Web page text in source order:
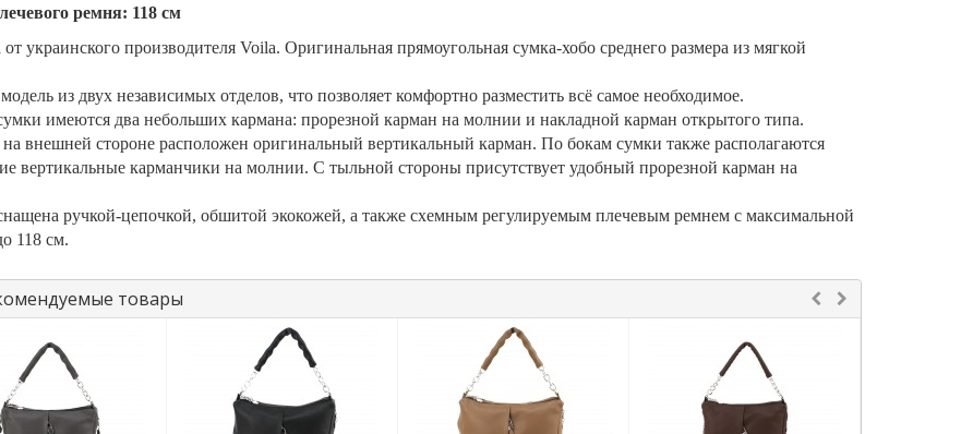
ремня: 118 см
украинского производителя Voila. Оригинальная прямоугольная сумка-хобо среднего размера из мягкой
из двух независимых отделов, что позволяет комфортно разместить всё самое необходимое.
имеются два небольших кармана: прорезной карман на молнии и накладной карман открытого типа.
внешней стороне расположен оригинальный вертикальный карман. По бокам сумки также располагаются
вертикальные карманчики на молнии. С тыльной стороны присутствует удобный прорезной карман на
ручкой-цепочкой, обшитой экокожей, а также схемным регулируемым плечевым ремнем с максимальной
118 см.
товары